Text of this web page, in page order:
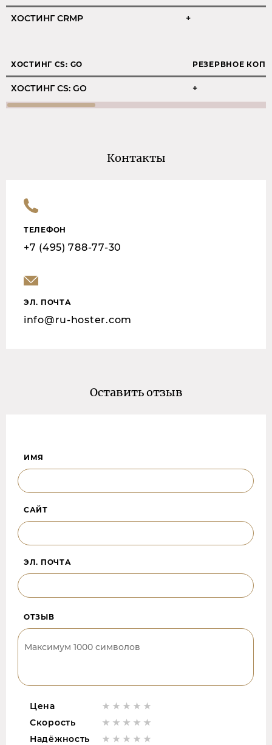
ХОСТИНГ CRMP +
ХОСТИНГ CS: GO РЕЗЕРВНОЕ
ХОСТИНГ CS: GO +
Контакты
ТЕЛЕФОН
+7 (495) 788-77-30
ЭЛ. ПОЧТА
info@ru-hoster.com
Оставить отзыв
ИМЯ
САЙТ
ЭЛ. ПОЧТА
ОТЗЫВ
Цена
Скорость
Надёжность